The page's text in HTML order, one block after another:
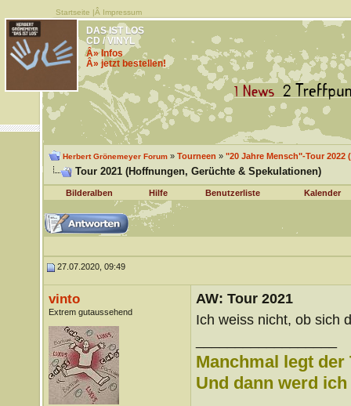
Startseite |Â Impressum
DAS IST LOS
CD / VINYL
Â» Infos
Â» jetzt bestellen!
Herbert Grönemeyer Forum» Tourneen » "20 Jahre Mensch"-Tour 2022
Tour 2021 (Hoffnungen, Gerüchte & Spekulationen)
Bilderalben Hilfe Benutzerliste Kalender
27.07.2020, 09:49
vinto
Extrem gutaussehend
AW: Tour 2021
Ich weiss nicht, ob sich
Manchmal legt
Und dann werd